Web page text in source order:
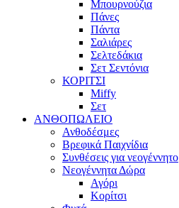
Μπουρνούζια
Πάνες
Πάντα
Σαλιάρες
Σελτεδάκια
Σετ Σεντόνια
ΚΟΡΙΤΣΙ
Miffy
Σετ
ΑΝΘΟΠΩΛΕΙΟ
Ανθοδέσμες
Βρεφικά Παιχνίδια
Συνθέσεις για νεογέννητο
Νεογέννητα Δώρα
Αγόρι
Κορίτσι